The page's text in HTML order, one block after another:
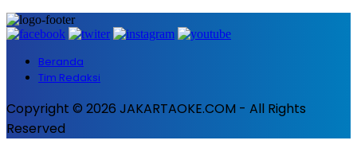
Beranda
Tim Redaksi
Copyright © 2026 JAKARTAOKE.COM - All Rights
Reserved